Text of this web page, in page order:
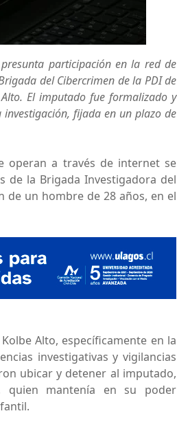
participación en la red de
del Cibercrimen de la PDI de
El imputado fue formalizado y
fijada en un plazo de
operan a través de internet se
de la Brigada Investigadora del
de un hombre de 28 años, en el
Alto, específicamente en la
investigativas y vigilancias
ubicar y detener al imputado,
quien mantenía en su poder